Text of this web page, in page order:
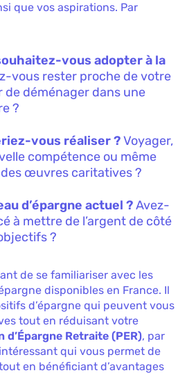
que vos aspirations. Par
vous adopter à la
vous rester proche de votre
de déménager dans une
?
vous réaliser ?Voyager,
compétence ou même
œuvres caritatives ?
d’épargne actuel ?Avez-
à mettre de l’argent de côté
?
de se familiariser avec les
disponibles en France. Il
d’épargne qui peuvent vous
tout en réduisant votre
d’Épargne Retraite (PER), par
qui vous permet de
en bénéficiant d’avantages